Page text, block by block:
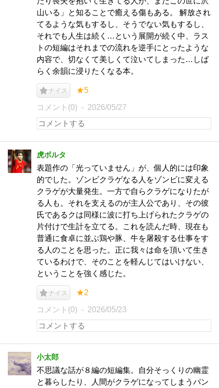
山いる」と知ることで癒える傷もある。 解放され
てるような気もするし、そうでない気もするし、
それでも人生は続く…という展開が続く中、ラス
トの短編はそれまでの流れを逆手にとったような
内容で、切なくて美しくて泣いてしまった…しば
らく余韻に浸りたくなる本。
ナイス ★5
コメント(0) 2026/05/27
虎ボルタ
表題作の「光っていません」が、個人的には印象
的でした。ゾンビクラゲなる人をゾンビに変える
クラゲが大量発生。一方で自らクラゲになりたが
る人も。それを支えるのが主人公であり、その彼
氏であるクは同様に波に打ち上げられたクラゲの
片付けで生計を立てる。これを読んだ時、現在も
普通に食卓に並ぶ鶏や豚、牛を屠殺する仕事をす
る人のことを思った。正に我々は命を頂いて生き
ているわけで、そのことを軽んじてはいけない、
ということを強く感じた。
ナイス ★2
コメント(0) 2026/05/23
小太郎
不思議な話が８編の短編集。自分そっくりの幽霊
と暮らしたり、人間がクラゲになってしまうパン